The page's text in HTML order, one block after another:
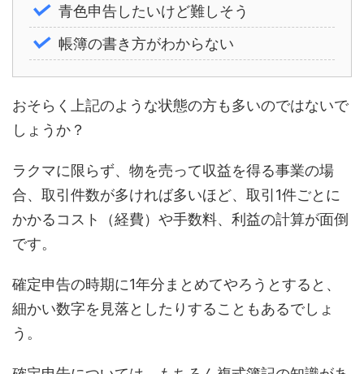
青色申告したいけど難しそう
帳簿の書き方がわからない
おそらく上記のような状態の方も多いのではないで
しょうか？
ラクマに限らず、物を売って収益を得る事業の場
合、取引件数が多ければ多いほど、取引1件ごとに
かかるコスト（経費）や手数料、利益の計算が面倒
です。
確定申告の時期に1年分まとめてやろうとすると、
細かい数字を見落としたりすることもあるでしょ
う。